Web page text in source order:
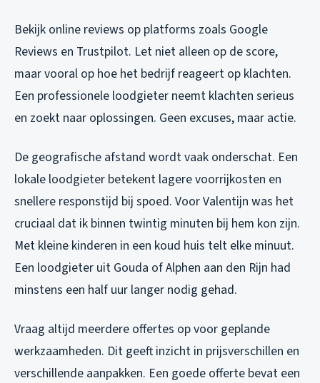
Bekijk online reviews op platforms zoals Google
Reviews en Trustpilot. Let niet alleen op de score,
maar vooral op hoe het bedrijf reageert op klachten.
Een professionele loodgieter neemt klachten serieus
en zoekt naar oplossingen. Geen excuses, maar actie.
De geografische afstand wordt vaak onderschat. Een
lokale loodgieter betekent lagere voorrijkosten en
snellere responstijd bij spoed. Voor Valentijn was het
cruciaal dat ik binnen twintig minuten bij hem kon zijn.
Met kleine kinderen in een koud huis telt elke minuut.
Een loodgieter uit Gouda of Alphen aan den Rijn had
minstens een half uur langer nodig gehad.
Vraag altijd meerdere offertes op voor geplande
werkzaamheden. Dit geeft inzicht in prijsverschillen en
verschillende aanpakken. Een goede offerte bevat een